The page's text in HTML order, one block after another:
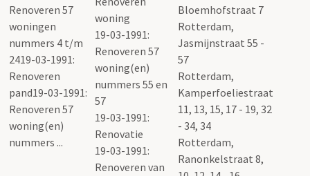
woning
19-03-1991:
Renoveren 57
woning(en)
nummers 55 en
57
19-03-1991:
Renovatie
19-03-1991:
Renoveren van
Bloemhofstraat 7
Rotterdam,
Jasmijnstraat 55 -
57
Rotterdam,
Kamperfoeliestraat
11, 13, 15, 17 - 19, 32
- 34, 34
Rotterdam,
Ranonkelstraat 8,